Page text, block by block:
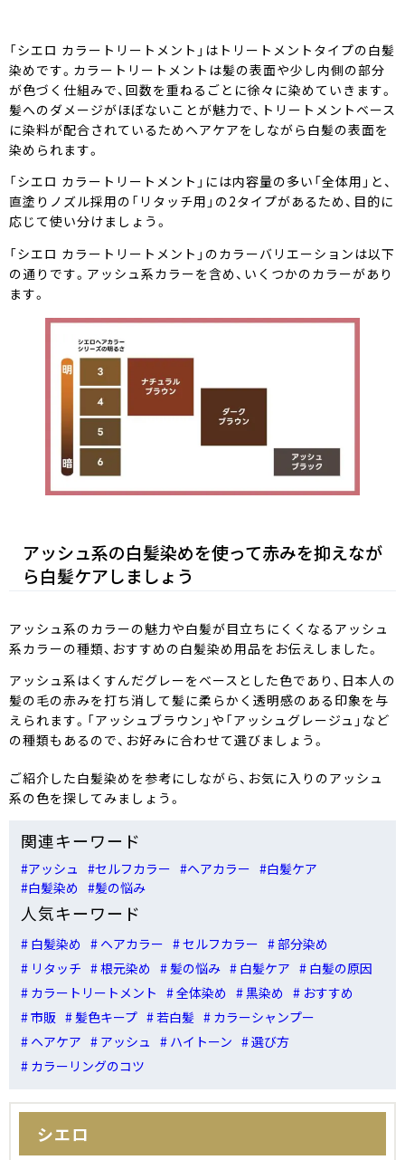
「シエロ カラートリートメント」はトリートメントタイプの白髪
染めです。カラートリートメントは髪の表面や少し内側の部分
が色づく仕組みで、回数を重ねるごとに徐々に染めていきます。
髪へのダメージがほぼないことが魅力で、トリートメントベース
に染料が配合されているためヘアケアをしながら白髪の表面を
染められます。
「シエロ カラートリートメント」には内容量の多い「全体用」と、
直塗りノズル採用の「リタッチ用」の2タイプがあるため、目的に
応じて使い分けましょう。
「シエロ カラートリートメント」のカラーバリエーションは以下
の通りです。アッシュ系カラーを含め、いくつかのカラーがあり
ます。
アッシュ系の白髪染めを使って赤みを抑えなが
ら白髪ケアしましょう
アッシュ系のカラーの魅力や白髪が目立ちにくくなるアッシュ
系カラーの種類、おすすめの白髪染め用品をお伝えしました。
アッシュ系はくすんだグレーをベースとした色であり、日本人の
髪の毛の赤みを打ち消して髪に柔らかく透明感のある印象を与
えられます。「アッシュブラウン」や「アッシュグレージュ」など
の種類もあるので、お好みに合わせて選びましょう。
ご紹介した白髪染めを参考にしながら、お気に入りのアッシュ
系の色を探してみましょう。
関連キーワード
#アッシュ #セルフカラー #ヘアカラー #白髪ケア
#白髪染め
#髪の悩み
人気キーワード
# 白髪染め # ヘアカラー # セルフカラー # 部分染め
# リタッチ # 根元染め # 髪の悩み # 白髪ケア # 白髪の原因
# カラートリートメント
# 全体染め # 黒染め
# おすすめ
# 市販 # 髪色キープ # 若白髪 # カラーシャンプー
# ヘアケア # アッシュ # ハイトーン # 選び方
# カラーリングのコツ
シエロ